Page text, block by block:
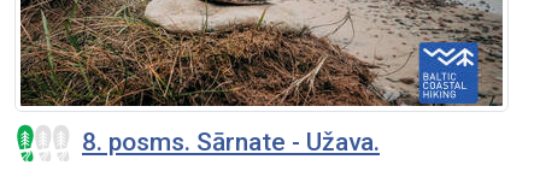
8. posms. Sārnate - Užava.